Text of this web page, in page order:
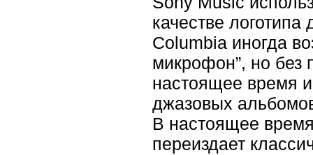
качестве
Columbia иногда
микрофон”, но
настоящее время
джазовых
В настоящее
переиздает